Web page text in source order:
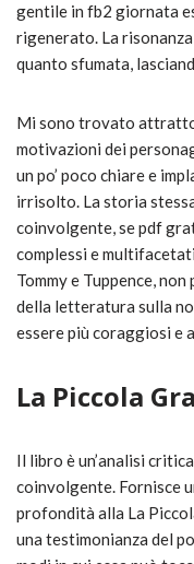
gentile in fb2 giornata
rigenerato. La
quanto sfumata,
Mi sono trovato
motivazioni dei
un po’ poco chiare e
irrisolto. La storia
coinvolgente, se pdf
complessi e
Tommy e Tuppence,
della letteratura sulla
essere più coraggiosi e
La Piccola
Il libro è un’analisi
coinvolgente. Fornisce
profondità alla La
una testimonianza del